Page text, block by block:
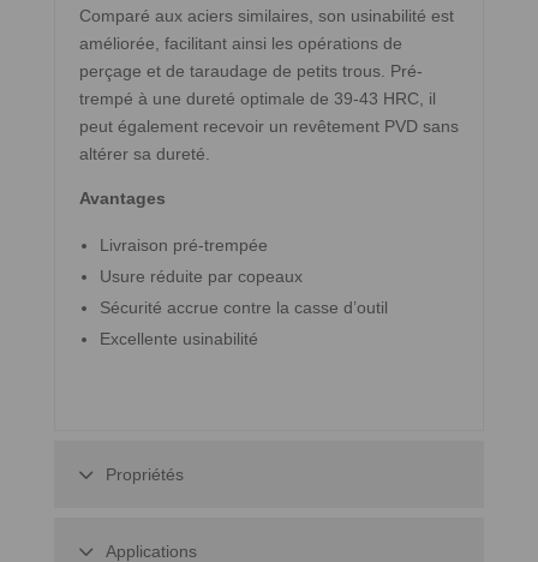
Comparé aux aciers similaires, son usinabilité est
améliorée, facilitant ainsi les opérations de
perçage et de taraudage de petits trous. Pré-
trempé à une dureté optimale de 39-43 HRC, il
peut également recevoir un revêtement PVD sans
altérer sa dureté.
Avantages
Livraison pré-trempée
Usure réduite par copeaux
Sécurité accrue contre la casse d’outil
Excellente usinabilité
Propriétés
Applications